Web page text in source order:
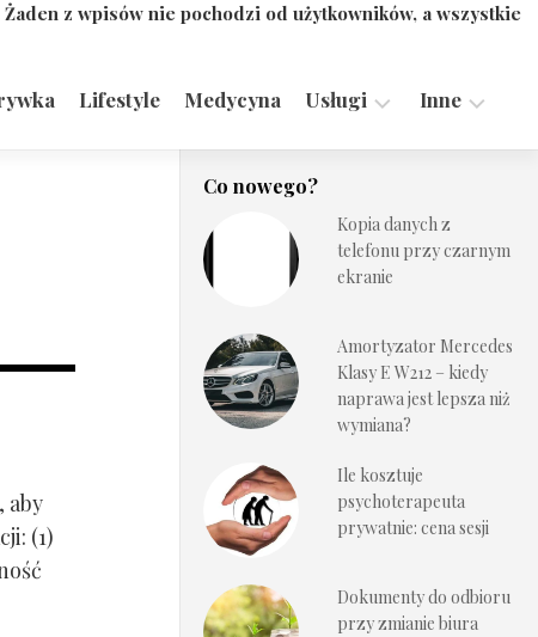
z wpisów nie pochodzi od użytkowników, a wszystkie
Lifestyle Medycyna Usługi
Technologie
Inne
aby
(1)
Co nowego?
Kopia danych z
telefonu przy czarnym
ekranie
Amortyzator Mercedes
Klasy E W212 – kiedy
naprawa jest lepsza niż
wymiana?
Ile kosztuje
psychoterapeuta
prywatnie: cena sesji
Dokumenty do odbioru
przy zmianie biura